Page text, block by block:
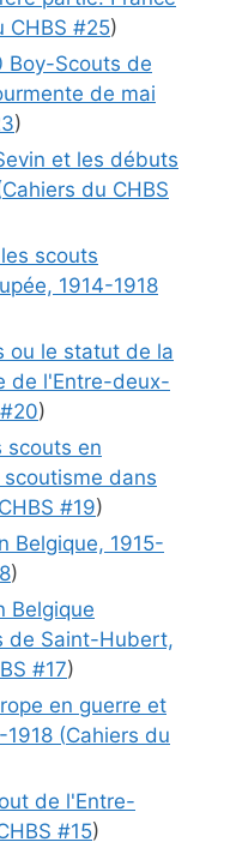
CHBS #25)
Boy-Scouts de
de mai
)
et les débuts
Cahiers du CHBS
scouts
1914-1918
ou le statut de la
de l'Entre-deux-
20)
scouts en
dans
#19)
Belgique, 1915-
)
Belgique
de Saint-Hubert,
#17)
en guerre et
(Cahiers du
de l'Entre-
#15)